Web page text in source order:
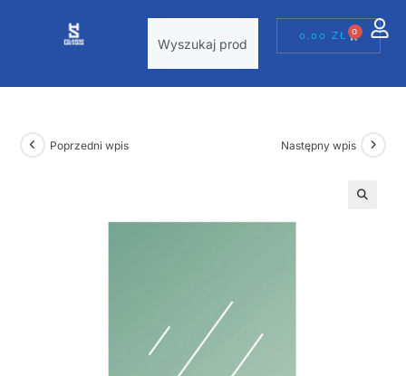
0,00ZŁ 0
Poprzedni wpis Następny wpis